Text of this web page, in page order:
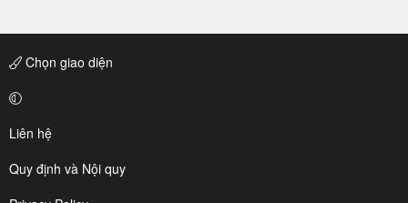
Chọn giao diện
Liên hệ
Quy định và Nội quy